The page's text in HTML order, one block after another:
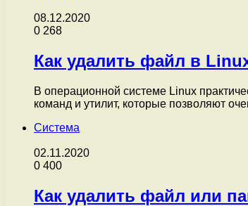
08.12.2020
0 268
Как удалить файл в
В операционной системе Linux
команд и утилит, которые позволяют
Система
02.11.2020
0 400
Как удалить файл или